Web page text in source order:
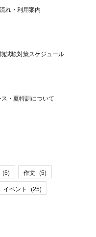
れ・利用案内
試験対策スケジュール
・夏特訓について
(5) 作文 (5)
イベント (25)